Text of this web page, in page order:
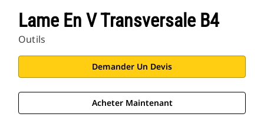
Lame En V Transversale B4
Outils
Demander Un Devis
Acheter Maintenant